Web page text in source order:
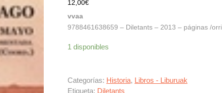
12,00€
vvaa
9788461638659 – Diletants – 2013 – páginas /orri.
1 disponibles
Categorías: Historia, Libros - Liburuak
Etiqueta: Diletants